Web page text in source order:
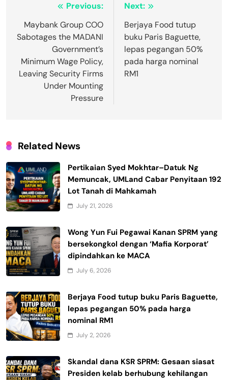
navigation
Previous:
Maybank Group COO
Sabotages the MADANI
Government’s
Minimum Wage Policy,
Leaving Security Firms
Under Mounting
Pressure
Next:
Berjaya Food tutup
buku Paris Baguette,
lepas pegangan 50%
pada harga nominal
RM1
Related News
Pertikaian Syed Mokhtar–Datuk Ng
Memuncak, UMLand Cabar Penyitaan 192
Lot Tanah di Mahkamah
July 21, 2026
Wong Yun Fui Pegawai Kanan SPRM yang
bersekongkol dengan ‘Mafia Korporat’
dipindahkan ke MACA
July 6, 2026
Berjaya Food tutup buku Paris Baguette,
lepas pegangan 50% pada harga
nominal RM1
July 2, 2026
Skandal dana KSR SPRM: Gesaan siasat
Presiden kelab berhubung kehilangan